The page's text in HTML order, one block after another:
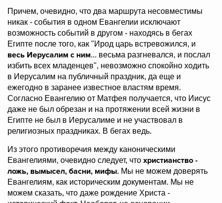
Причем, очевидно, что два маршрута несовместимы
никак - события в одном Евангелии исключают
возможность событий в другом - находясь в бегах
Египте после того, как "Ирод царь встревожился, и
весь Иерусалим с ним... весьма разгневался, и послал
избить всех младенцев", невозможно спокойно ходить
в Иерусалим на публичный праздник, да еще и
ежегодно в заранее известное властям время.
Согласно Евангелию от Матфея получается, что Иисус
даже не был обрезан и на протяжении всей жизни в
Египте не был в Иерусалиме и не участвовал в
религиозных праздниках. В бегах ведь.
Из этого противоречия между каноническими
Евангелиями, очевидно следует, что христианство -
ложь, вымысел, басни, мифы. Мы не можем доверять
Евангелиям, как историческим документам. Мы не
можем сказать, что даже рождение Христа -